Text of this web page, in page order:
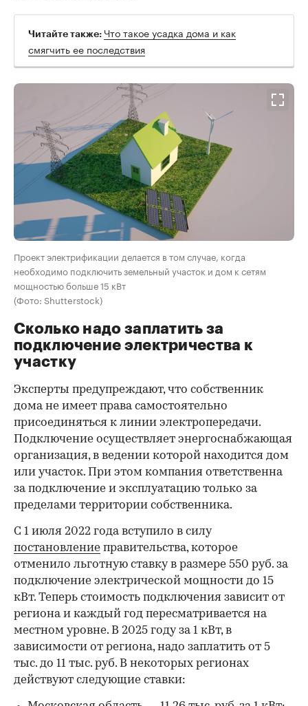
Читайте также: Что такое усадка дома и как
смягчить ее последствия
Проект электрификации делается в том случае, когда
необходимо подключить земельный участок и дом к сетям
мощностью больше 15 кВт
(Фото: Shutterstock)
Сколько надо заплатить за
подключение электричества к
участку
Эксперты предупреждают, что собственник
дома не имеет права самостоятельно
присоединяться к линии электропередачи.
Подключение осуществляет энергоснабжающая
организация, в ведении которой находится дом
или участок. При этом компания ответственна
за подключение и эксплуатацию только за
пределами территории собственника.
С 1 июля 2022 года вступило в силу
постановление правительства, которое
отменило льготную ставку в размере 550 руб. за
подключение электрической мощности до 15
кВт. Теперь стоимость подключения зависит от
региона и каждый год пересматривается на
местном уровне. В 2025 году за 1 кВт, в
зависимости от региона, надо заплатить от 5
тыс. до 11 тыс. руб. В некоторых регионах
действуют следующие ставки: